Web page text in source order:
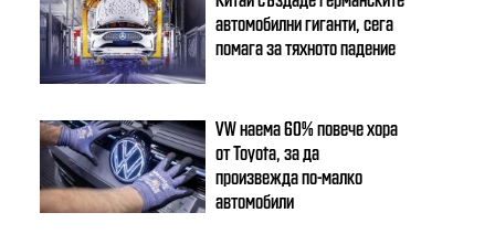
автомобилни гиганти, сега
помага за тяхното падение
VW наема 60% повече хора
от Toyota, за да
произвежда по-малко
автомобили